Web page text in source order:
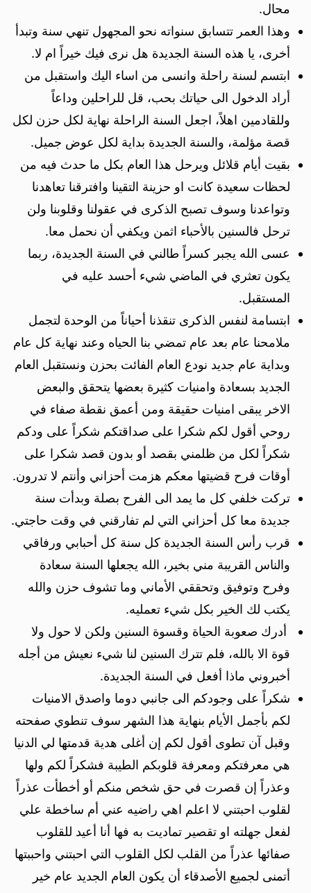
محال.
وهذا العمر تتسابق سنواته نحو المجهول تنهي سنة وتبدأ
أخرى، يا هذه السنة الجديدة هل نرى فيك خيراً ام لا.
ابتسم لسنة راحلة وانسى من اساء اليك واستقبل من
أراد الدخول الى حياتك بحب، قل للراحلين وداعاً
وللقادمين اهلاً، اجعل السنة الراحلة نهاية لكل حزن لكل
قصة مؤلمة، والسنة الجديدة بداية لكل عوض جميل.
بقيت أيام قلائل ويرحل هذا العام بكل ما حدث فيه من
لحظات سعيدة كانت او حزينة التقينا وافترقنا تعاهدنا
وتواعدنا وسوف تصبح الذكرى في عقولنا وقلوبنا ولن
ترحل فالسنين بالأحباء اثمن ويكفي أن نحمل معا.
عسى الله يجبر كسراً طالني في السنة الجديدة، ربما
يكون تعثري في الماضي شيء أحسد عليه في
المستقبل.
ابتسامة لنفس الذكرى تنقذنا أحياناً من الوحدة لتجمل
ملامحنا عام بعد عام تمضي بنا الحياه وعند نهاية كل عام
وبداية عام جديد نودع العام الفائت بحزن ونستقبل العام
الجديد بسعادة وامنيات كثيرة بعضها يتحقق والبعض
الاخر يبقى امنيات حقيقة ومن أعمق نقطة صفاء في
روحي أقول لكم شكرا على صداقتكم شكراً على ودكم
شكراً لكل من ظلمني بقصد أو بدون قصد شكرا على
أوقات فرح قضيتها معكم هزمت أحزاني وأنتم لا تدرون.
تركت خلفي كل ما يمد الى الفرح بصلة وبدأت سنة
جديدة معا كل أحزاني التي لم تفارقني في وقت حاجتي.
قرب رأس السنة الجديدة كل سنة كل أحبابي ورفاقي
والناس القريبة مني بخير، الله يجعلها السنة سعادة
وفرح وتوفيق وتحققي الأماني وما تشوف حزن والله
يكتب لك الخير بكل شيء تعمليه.
أدرك صعوبة الحياة وقسوة السنين ولكن لا حول ولا
قوة الا بالله، فلم تترك السنين لنا شيء نعيش من أجله
أخبروني ماذا أفعل في السنة الجديدة.
شكراً على وجودكم الى جانبي دوما واصدق الامنيات
لكم بأجمل الأيام بنهاية هذا الشهر سوف تنطوي صفحته
وقبل آن تطوى أقول لكم إن أغلى هدية قدمتها لي الدنيا
هي معرفتكم ومعرفة قلوبكم الطيبة فشكراً لكم ولها
وعذراً إن قصرت في حق شخص منكم أو أخطأت عذراً
لقلوب احبتني لا اعلم اهي راضيه عني أم ساخطة علي
لفعل جهلته او تقصير تماديت به فها أنا أعيد للقلوب
صفائها عذراً من القلب لكل القلوب التي احبتني واحببتها
أتمنى لجميع الأصدقاء أن يكون العام الجديد عام خير